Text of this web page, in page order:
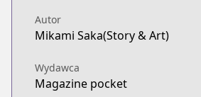
Autor
Mikami Saka(Story & Art)
Wydawca
Magazine pocket